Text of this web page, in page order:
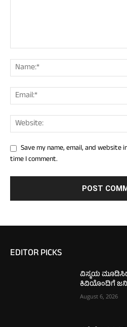
Save my name, email, and
time I comment.
EDITOR PICKS
ವಿಸ್ಮಯ ಮೂಡಿಸಿದ
ಕಿವಿಯೊಂದಿಗೆ
August 6, 2026